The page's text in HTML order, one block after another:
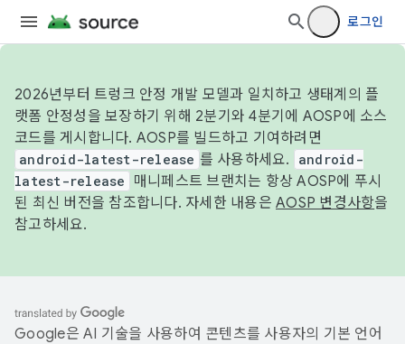
로그인
2026년부터 트렁크 안정 개발 모델과 일치하고 생태계의 플
랫폼 안정성을 보장하기 위해 2분기와 4분기에 AOSP에 소스
코드를 게시합니다. AOSP를 빌드하고 기여하려면
android-latest-release 를 사용하세요.
android-
latest-release
매니페스트 브랜치는 항상 AOSP에 푸시
된 최신 버전을 참조합니다. 자세한 내용은 AOSP 변경사항을
참고하세요.
Google은 AI 기술을 사용하여 콘텐츠를 사용자의 기본 언어